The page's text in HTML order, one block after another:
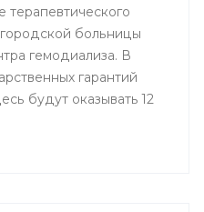
терапевтического
больницы
гемодиализа. В
гарантий
будут оказывать 12